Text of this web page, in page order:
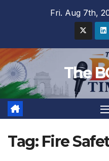
Fri. Aug 7th,
The
Tag: Fire